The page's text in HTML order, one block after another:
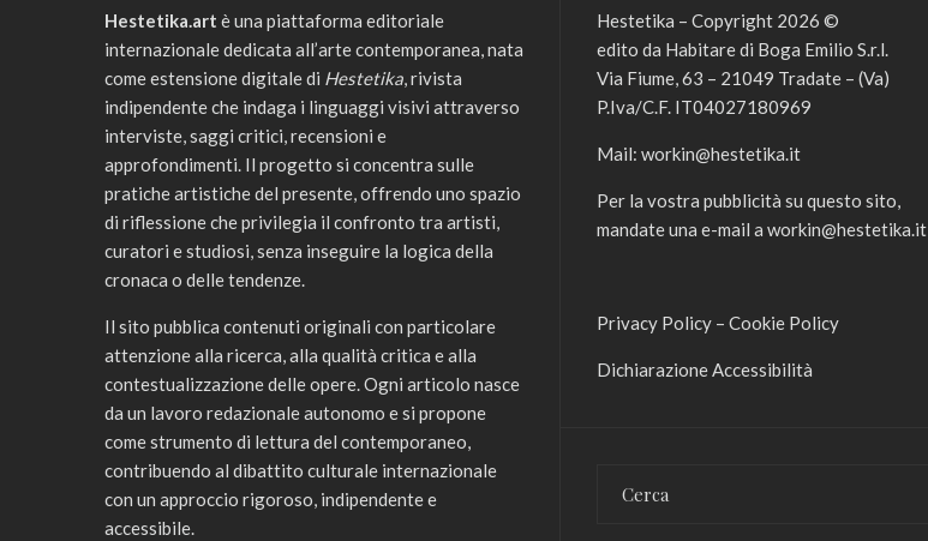
Hestetika.art è una piattaforma editoriale
internazionale dedicata all’arte contemporanea, nata
come estensione digitale di Hestetika, rivista
indipendente che indaga i linguaggi visivi attraverso
interviste, saggi critici, recensioni e
approfondimenti. Il progetto si concentra sulle
pratiche artistiche del presente, offrendo uno spazio
di riflessione che privilegia il confronto tra artisti,
curatori e studiosi, senza inseguire la logica della
cronaca o delle tendenze.
Il sito pubblica contenuti originali con particolare
attenzione alla ricerca, alla qualità critica e alla
contestualizzazione delle opere. Ogni articolo nasce
da un lavoro redazionale autonomo e si propone
come strumento di lettura del contemporaneo,
contribuendo al dibattito culturale internazionale
con un approccio rigoroso, indipendente e
accessibile.
Hestetika – Copyright 2026 ©
edito da Habitare di Boga Emilio S.r.l.
Via Fiume, 63 – 21049 Tradate – (Va)
P.Iva/C.F. IT04027180969
Mail: workin@hestetika.it
Per la vostra pubblicità su questo sito,
mandate una e-mail a workin@hestetika.it
Privacy Policy – Cookie Policy
Dichiarazione Accessibilità